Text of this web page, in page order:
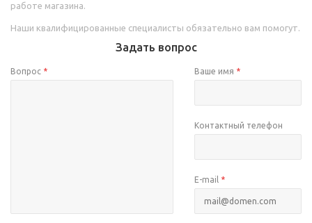
работе магазина.
Наши квалифицированные специалисты обязательно вам помогут.
Задать вопрос
Вопрос * Ваше имя *
Контактный телефон
E-mail *